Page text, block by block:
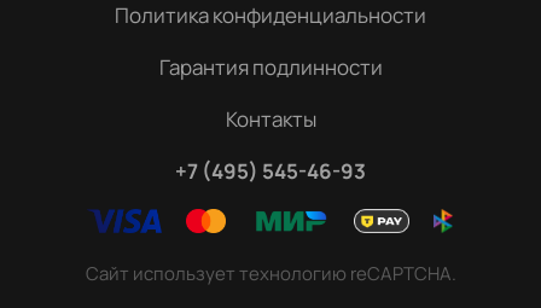
Политика конфиденциальности
Гарантия подлинности
Контакты
+7 (495) 545-46-93
Сайт использует технологию reCAPTCHA.